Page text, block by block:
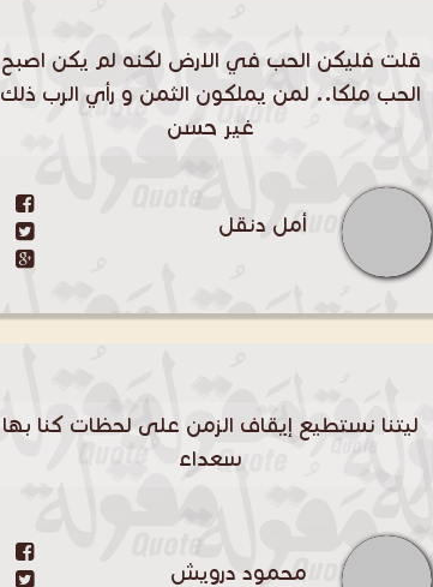
قلت فليكن الحب في الارض لكنه لم يكن اصبح
الحب ملكا.. لمن يملكون الثمن و رأي الرب ذلك
غير حسن
أمل دنقل
ليتنا نستطيع إيقاف الزمن على لحظات كنا بها
سعداء
محمود درويش